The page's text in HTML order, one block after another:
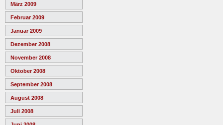
März 2009
Februar 2009
Januar 2009
Dezember 2008
November 2008
Oktober 2008
September 2008
August 2008
Juli 2008